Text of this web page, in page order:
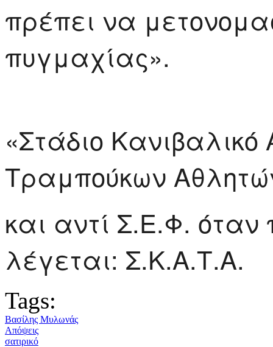
πρέπει να
πυγμαχίας».
«Στάδιο
Τραμπούκων
και αντί Σ.Ε.Φ. όταν
λέγεται: Σ.Κ.Α.Τ.Α.
Tags:
Βασίλης Μυλωνάς
Απόψεις
σατιρικό